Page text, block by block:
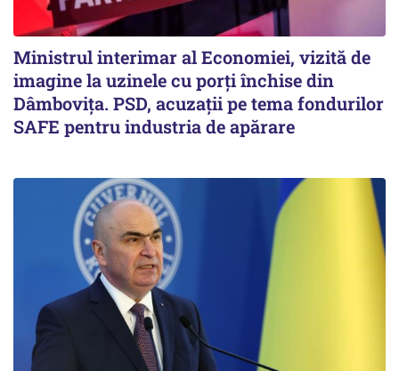
Ministrul interimar al Economiei, vizită de
imagine la uzinele cu porți închise din
Dâmbovița. PSD, acuzații pe tema fondurilor
SAFE pentru industria de apărare